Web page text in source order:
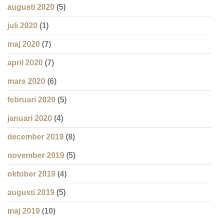
augusti 2020 (5)
juli 2020 (1)
maj 2020 (7)
april 2020 (7)
mars 2020 (6)
februari 2020 (5)
januari 2020 (4)
december 2019 (8)
november 2019 (5)
oktober 2019 (4)
augusti 2019 (5)
maj 2019 (10)